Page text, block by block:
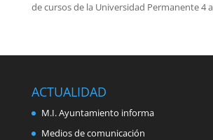
de cursos de la Universidad Permanente4
ACTUALIDAD
M.I. Ayuntamiento informa
Medios de comunicación